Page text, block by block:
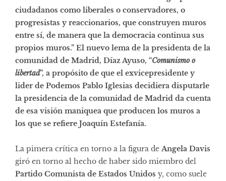
ciudadanos como liberales o conservadores, o
progresistas y reaccionarios, que construyen muros
entre sí, de manera que la democracia continua sus
propios muros.” El nuevo lema de la presidenta de la
comunidad de Madrid, Díaz Ayuso, “Comunismo o
libertad”, a propósito de que el exvicepresidente y
lider de Podemos Pablo Iglesias decidiera disputarle
la presidencia de la comunidad de Madrid da cuenta
de esa visión maniquea que producen los muros a
los que se refiere Joaquín Estefanía.
La pimera crítica en torno a la figura de Angela Davis
giró en torno al hecho de haber sido miembro del
Partido Comunista de Estados Unidos y, como suele